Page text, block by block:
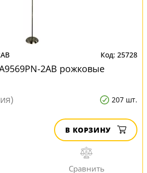
25728
2AB рожковые
207 шт.
В КОРЗИНУ